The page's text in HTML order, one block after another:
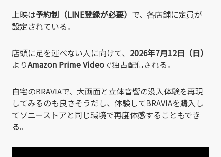
上映は予約制（LINE登録が必要） で、各店舗に定員が
設定されている。
店頭に足を運べない人に向けて、 2026年7月12日（日）
よりAmazon Prime Videoで独占配信される。
自宅のBRAVIAで、大画面と立体音響の没入体験を再現
してみるのも良さそうだし、体験してBRAVIAを購入し
てソニーストアと同じ環境で再度体感することもでき
る。